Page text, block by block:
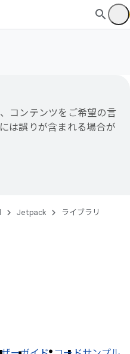
コンテンツをご希望の言
は誤りが含まれる場合が
Jetpack ライブラリ